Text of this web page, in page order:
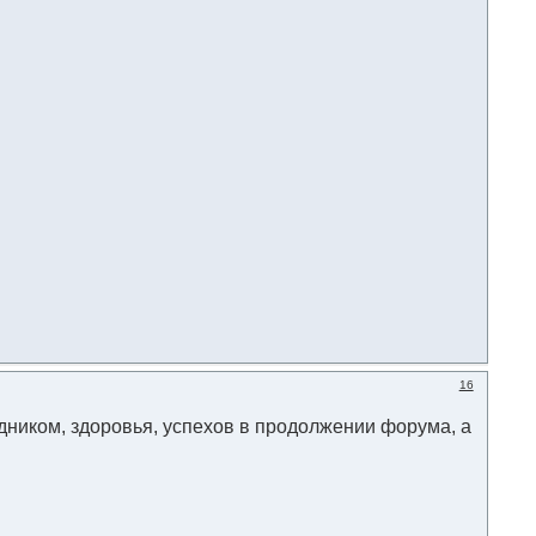
16
здоровья, успехов в продолжении форума, а